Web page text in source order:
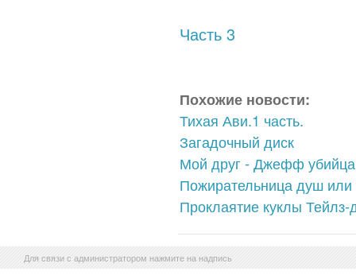
Часть 3
Похожие новости:
Тихая Ави.1 часть.
Загадочный диск
Мой друг - Джефф
Пожирательница душ
Проклаятие куклы Тейлз-
Для связи с администратором нажмите на надпись